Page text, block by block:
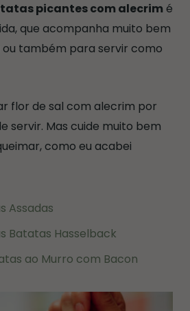
picantes com alecrim é
que acompanha muito bem
também para servir como
flor de sal com alecrim por
servir. Mas cuide muito bem
como eu acabei
Assadas
Batatas Hasselback
ao Murro com Bacon